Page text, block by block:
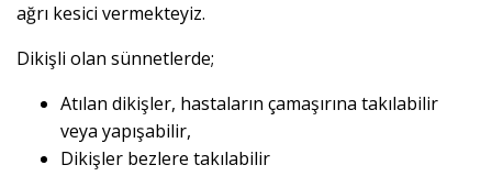
ağrı kesici vermekteyiz.
Dikişli olan sünnetlerde;
Atılan dikişler, hastaların çamaşırına takılabilir
veya yapışabilir,
Dikişler bezlere takılabilir